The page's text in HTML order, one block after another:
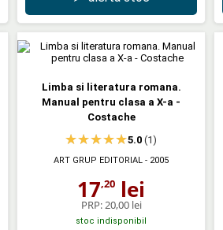
Limba si literatura romana.
Manual pentru clasa a X-a -
Costache
5.0(1)
ART GRUP EDITORIAL - 2005
17,20 lei
PRP:20,00 lei
stoc indisponibil